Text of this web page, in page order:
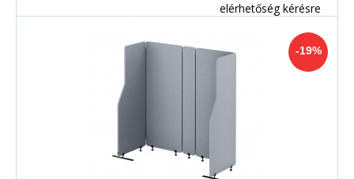
elérhetőség kérésre
-19%